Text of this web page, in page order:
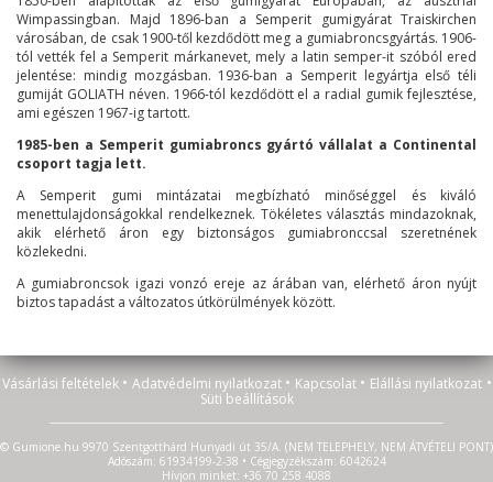
Wimpassingban. Majd 1896-ban a Semperit gumigyárat Traiskirchen
városában, de csak 1900-től kezdődött meg a gumiabroncsgyártás. 1906-
tól vették fel a Semperit márkanevet, mely a latin semper-it szóból ered
jelentése: mindig mozgásban. 1936-ban a Semperit legyártja első téli
gumiját GOLIATH néven. 1966-tól kezdődött el a radial gumik fejlesztése,
ami egészen 1967-ig tartott.
1985-ben a Semperit gumiabroncs gyártó vállalat a Continental
csoport tagja lett.
A Semperit gumi mintázatai megbízható minőséggel és kiváló
menettulajdonságokkal rendelkeznek. Tökéletes választás mindazoknak,
akik elérhető áron egy biztonságos gumiabronccsal szeretnének
közlekedni.
A gumiabroncsok igazi vonzó ereje az árában van, elérhető áron nyújt
biztos tapadást a változatos útkörülmények között.
Vásárlási feltételek • Adatvédelmi nyilatkozat • Kapcsolat • Elállási nyilatkozat •
Süti beállítások
© Gumione.hu 9970 Szentgotthárd Hunyadi út 35/A. (NEM TELEPHELY, NEM ÁTVÉTELI PONT)
Adószám: 61934199-2-38 • Cégjegyzékszám: 6042624
Hívjon minket: +36 70 258 4088